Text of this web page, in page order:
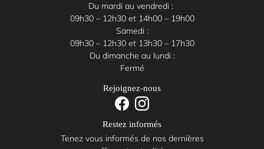
Du mardi au vendredi :
09h30 – 12h30 et 14h00 – 19h00
Samedi :
09h30 – 12h30 et 13h30 – 17h30
Du dimanche au lundi :
Fermé
Rejoignez-nous
Restez informés
Tenez vous informés de nos dernières